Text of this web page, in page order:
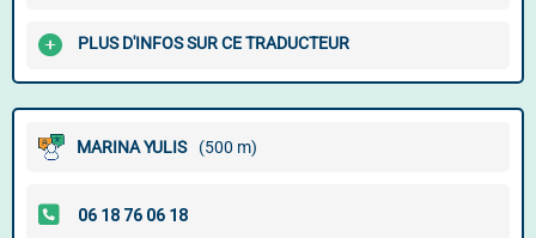
PLUS D'INFOS SUR CE TRADUCTEUR
MARINA YULIS (500 m)